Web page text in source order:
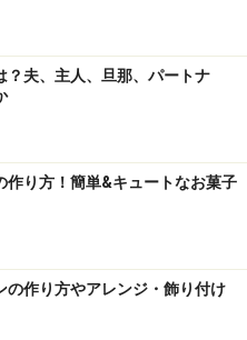
な中で七五三という昔な
ると言うことを子どもた
なことだと思います。
マナーについては 「七五
の年齢に応じた基本的な
五三の基本的な装い」をご
？夫、主人、旦那、パートナ
作り方！簡単&キュートなお菓子
の作り方やアレンジ・飾り付け